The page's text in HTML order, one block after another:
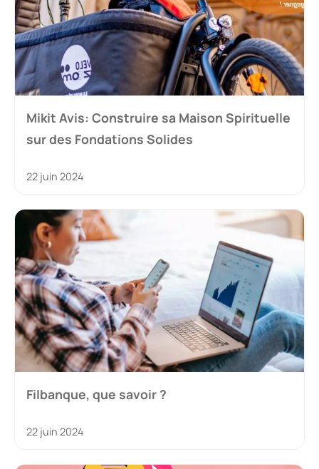
Mikit Avis: Construire sa Maison Spirituelle
sur des Fondations Solides
22 juin 2024
Filbanque, que savoir ?
22 juin 2024